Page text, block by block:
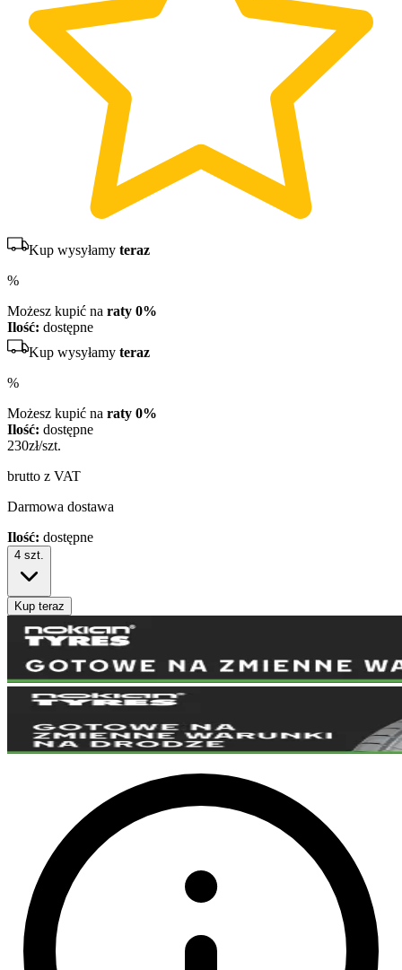
Kup wysyłamy teraz
%
Możesz kupić na raty 0%
Ilość: dostępne
Kup wysyłamy teraz
%
Możesz kupić na raty 0%
Ilość: dostępne
230zł/szt.
brutto z VAT
Darmowa dostawa
Ilość: dostępne
4 szt.
Kup teraz